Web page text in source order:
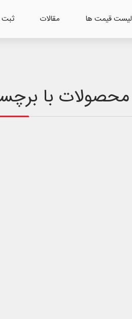
لیست قیمت ها مقالات ثبت
محصولات با